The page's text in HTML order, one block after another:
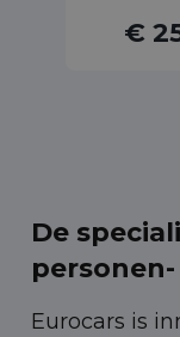
€
De
Eurocars is